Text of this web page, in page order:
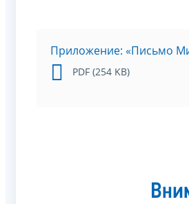
Приложение: «Письмо
PDF (254 KB)